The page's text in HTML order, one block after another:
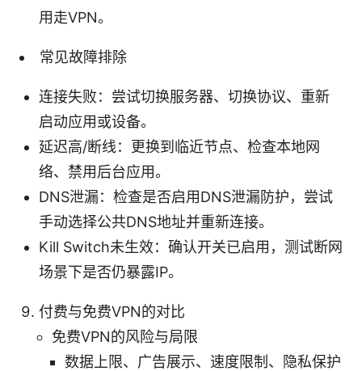
用走VPN。
常见故障排除
连接失败：尝试切换服务器、切换协议、重新
启动应用或设备。
延迟高/断线：更换到临近节点、检查本地网
络、禁用后台应用。
DNS泄漏：检查是否启用DNS泄漏防护，尝试
手动选择公共DNS地址并重新连接。
Kill Switch未生效：确认开关已启用，测试断网
场景下是否仍暴露IP。
付费与免费VPN的对比
免费VPN的风险与局限
数据上限、广告展示、速度限制、隐私保护